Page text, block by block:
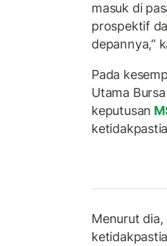
masuk di
prospektif
depannya,”
Pada
Utama
keputusan
Menurut dia,